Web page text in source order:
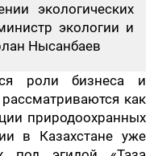
экологических
экологии и
Нысанбаев
роли бизнеса и
как
природоохранных
в Казахстане уже